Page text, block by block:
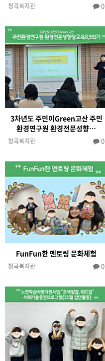
청곡복지관 0
3차년도 주민이Green고산 주민
환경연구원 환경전문성향…
청곡복지관 0
FunFun한 멘토링 문화체험
청곡복지관 0